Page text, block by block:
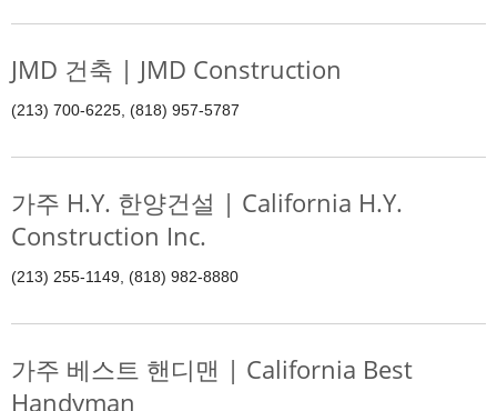
JMD 건축 | JMD Construction
(213) 700-6225, (818) 957-5787
가주 H.Y. 한양건설 | California H.Y.
Construction Inc.
(213) 255-1149, (818) 982-8880
가주 베스트 핸디맨 | California Best
Handyman